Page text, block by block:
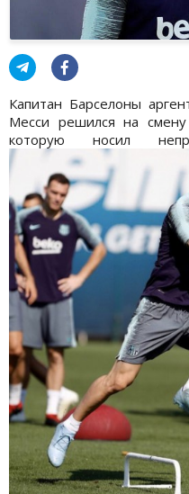
Капитан Барселоны
Месси решился на
которую носил